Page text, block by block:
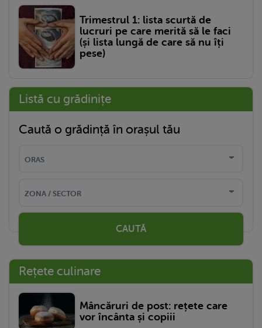
Trimestrul 1: lista scurtă de
lucruri pe care merită să le faci
(și lista lungă de care să nu îți
pese)
Listă cu grădinițe
Caută o grădință în orașul tău
CAUTĂ
Rețete culinare
Mâncăruri de post: rețete care
vor încânta și copiii